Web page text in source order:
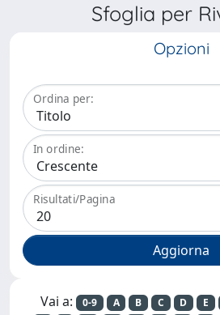
Sfoglia per
Opzioni
Ordina per:
In ordine:
Risultati/Pagina
Vai a: 0-9 A B C D E